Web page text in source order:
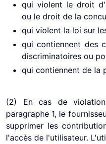
qui violent le droit
ou le droit de la
qui violent la loi sur
qui contiennent des
discriminatoires ou
qui contiennent de la
(2) En cas de
paragraphe 1, le
supprimer les
l'accès de l'utilisateur.